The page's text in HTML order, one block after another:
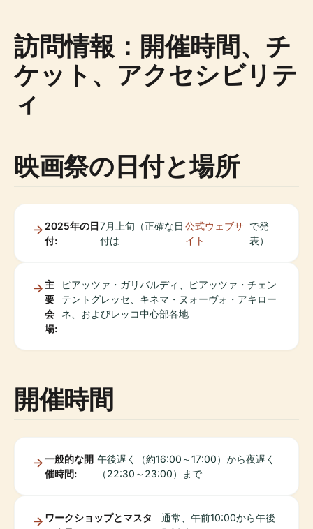
訪問情報：開催時間、チ
ケット、アクセシビリテ
ィ
映画祭の日付と場所
2025年の日
付:
7月上旬（正確な日
付は
公式ウェブサ
イト
で発
表）
主
要
会
場:
ピアッツァ・ガリバルディ、ピアッツァ・チェン
テントグレッセ、キネマ・ヌォーヴォ・アキロー
ネ、およびレッコ中心部各地
開催時間
一般的な開
催時間:
午後遅く（約16:00～17:00）から夜遅く
（22:30～23:00）まで
ワークショップとマスタ
通常、午前10:00から午後